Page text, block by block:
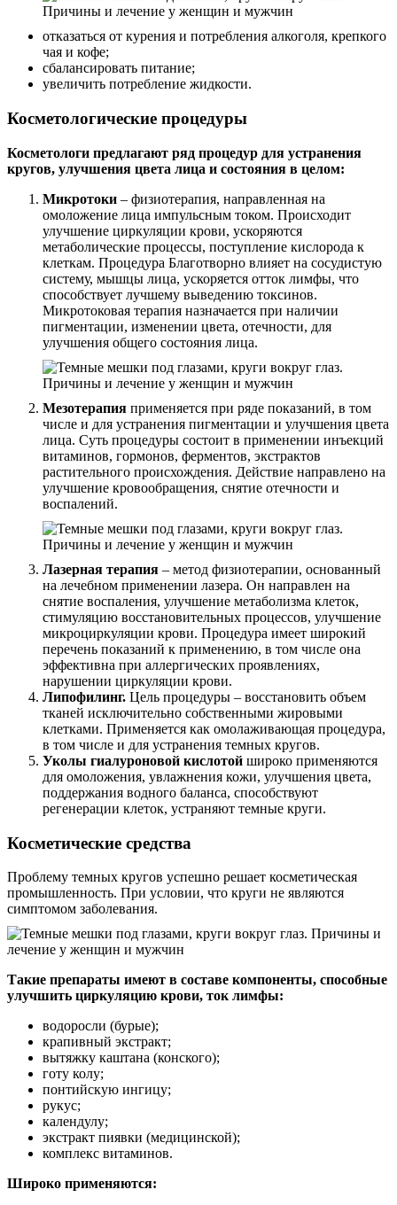
отказаться от курения и потребления алкоголя, крепкого
чая и кофе;
сбалансировать питание;
увеличить потребление жидкости.
Косметологические процедуры
Косметологи предлагают ряд процедур для устранения
кругов, улучшения цвета лица и состояния в целом:
Микротоки – физиотерапия, направленная на
омоложение лица импульсным током. Происходит
улучшение циркуляции крови, ускоряются
метаболические процессы, поступление кислорода к
клеткам. Процедура Благотворно влияет на сосудистую
систему, мышцы лица, ускоряется отток лимфы, что
способствует лучшему выведению токсинов.
Микротоковая терапия назначается при наличии
пигментации, изменении цвета, отечности, для
улучшения общего состояния лица.
Мезотерапия применяется при ряде показаний, в том
числе и для устранения пигментации и улучшения цвета
лица. Суть процедуры состоит в применении инъекций
витаминов, гормонов, ферментов, экстрактов
растительного происхождения. Действие направлено на
улучшение кровообращения, снятие отечности и
воспалений.
Лазерная терапия – метод физиотерапии, основанный
на лечебном применении лазера. Он направлен на
снятие воспаления, улучшение метаболизма клеток,
стимуляцию восстановительных процессов, улучшение
микроциркуляции крови. Процедура имеет широкий
перечень показаний к применению, в том числе она
эффективна при аллергических проявлениях,
нарушении циркуляции крови.
Липофилинг. Цель процедуры – восстановить объем
тканей исключительно собственными жировыми
клетками. Применяется как омолаживающая процедура,
в том числе и для устранения темных кругов.
Уколы гиалуроновой кислотой широко применяются
для омоложения, увлажнения кожи, улучшения цвета,
поддержания водного баланса, способствуют
регенерации клеток, устраняют темные круги.
Косметические средства
Проблему темных кругов успешно решает косметическая
промышленность. При условии, что круги не являются
симптомом заболевания.
Такие препараты имеют в составе компоненты, способные
улучшить циркуляцию крови, ток лимфы:
водоросли (бурые);
крапивный экстракт;
вытяжку каштана (конского);
готу колу;
понтийскую ингицу;
рукус;
календулу;
экстракт пиявки (медицинской);
комплекс витаминов.
Широко применяются: